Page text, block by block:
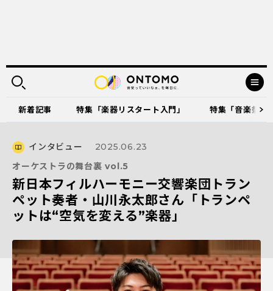
新着記事 特集「楽器リスタート入門」 特集「音楽祭
インタビュー
2025.06.23
オーケストラの舞台裏 vol.5
新日本フィルハーモニー交響楽団トラン
ペット奏者・山川永太郎さん「トランペ
ットは“空気を変える”楽器」